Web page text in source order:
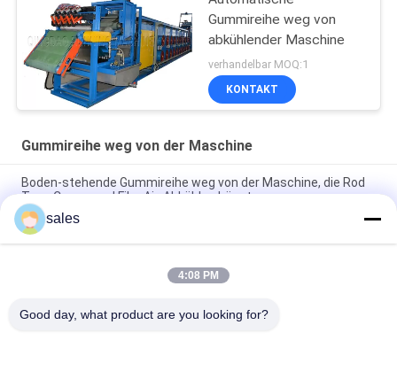
Gummireihe weg von
abkühlender Maschine
verhandelbar MOQ:1
KONTAKT
Gummireihe weg von der Maschine
Boden-stehende Gummireihe weg von der Maschine, die Rod
Type Compound Film Air-Abkühlen hängt
Hohe Leistungsfähigkeits-Gummimischungs-Blatt-Reihe weg
von abkühlender Maschine 600mm - 900mm
Plc-Gummifilm-Reihe weg von der Maschineneinheit für das
sales
4:08 PM
Good day, what product are you looking for?